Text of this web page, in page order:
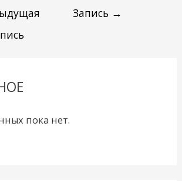
Запись →
пока нет.